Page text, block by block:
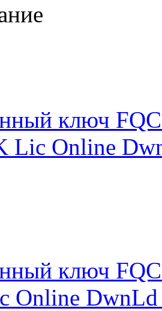
ключ
Lic Online
ключ
Online